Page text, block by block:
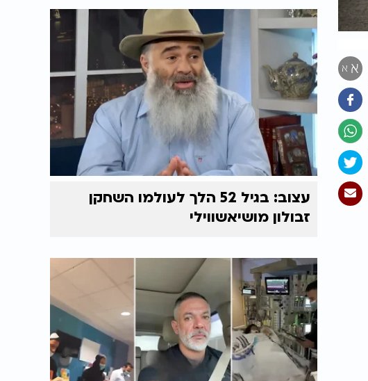
א א
עצוב: בגיל 52 הלך לעולמו השחקן
זבולון מושיאשווילי